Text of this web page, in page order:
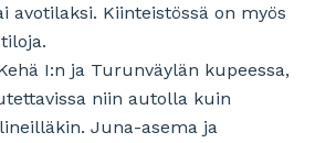
avotilaksi. Kiinteistössä on myös
I:n ja Turunväylän kupeessa,
niin autolla kuin
Juna-asema ja